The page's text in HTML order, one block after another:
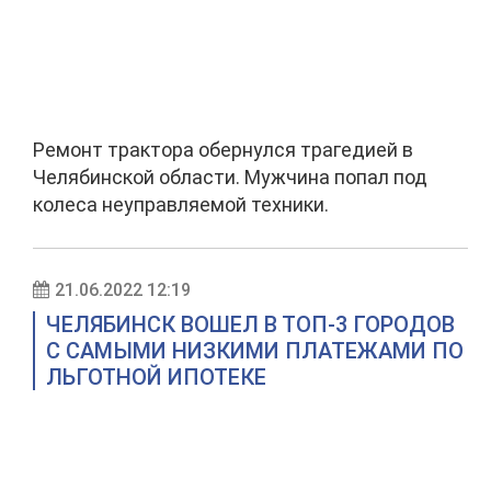
Ремонт трактора обернулся трагедией в
Челябинской области. Мужчина попал под
колеса неуправляемой техники.
21.06.2022 12:19
ЧЕЛЯБИНСК ВОШЕЛ В ТОП-3 ГОРОДОВ
С САМЫМИ НИЗКИМИ ПЛАТЕЖАМИ ПО
ЛЬГОТНОЙ ИПОТЕКЕ